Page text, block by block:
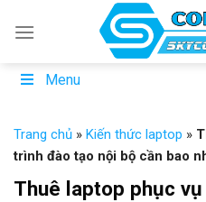
Menu
Trang chủ » Kiến thức laptop »
trình đào tạo nội bộ cần bao
Thuê laptop phục